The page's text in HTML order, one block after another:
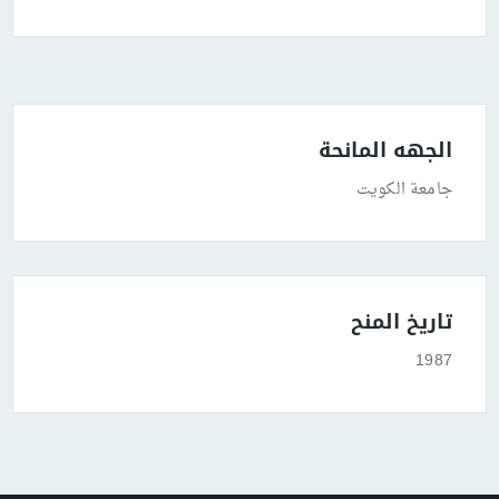
الجهه المانحة
جامعة الكويت
تاريخ المنح
1987